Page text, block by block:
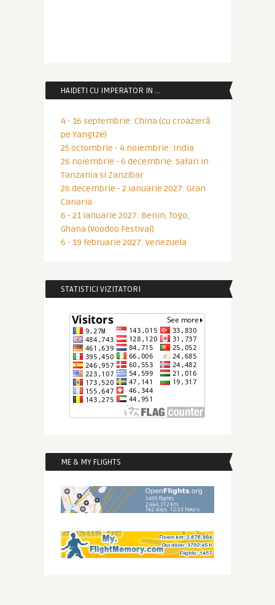
HAIDETI CU IMPERATOR IN …
4 - 16 septembrie: China (cu croazieră
pe Yangtze)
25 octombrie - 4 noiembrie: India
26 noiembrie - 6 decembrie: Safari in
Tanzania si Zanzibar
26 decembrie - 2 ianuarie 2027: Gran
Canaria
6 - 21 ianuarie 2027: Benin, Togo,
Ghana (Voodoo Festival)
6 - 19 februarie 2027: Venezuela
STATISTICI VIZITATORI
ME & MY FLIGHTS